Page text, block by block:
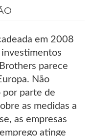
em 2008
parece
Não
por parte de
as medidas a
as empresas
atinge